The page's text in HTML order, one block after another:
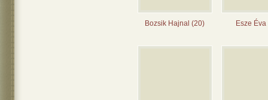
Bozsik Hajnal (20) Esze